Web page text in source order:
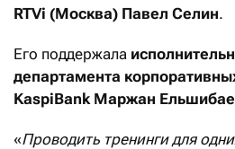
RTVi (Москва) Павел Селин.
Его поддержала
департамента
KaspiBank Маржан
«Проводить тренинги для